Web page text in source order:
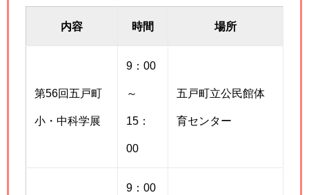
内容 時間 場所
第56回五戸町
小・中科学展
9：00
～
15：
00
五戸町立公民館体
育センター
9：00